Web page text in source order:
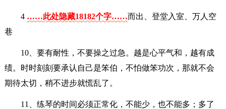
4 ……此处隐藏18182个字……而出、登堂入室、万人空
巷
10、要有耐性，不要操之过急。越是心平气和，越有成
绩。时时刻刻要承认自己是笨伯，不怕做笨功次，那就不会
期待太切，稍不进步就慌乱了。
11、练琴的时间必须正常化，不能少，也不能多；多了